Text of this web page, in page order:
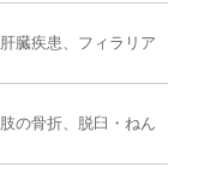
臓疾患、フィラリア
の骨折、脱臼・ねん